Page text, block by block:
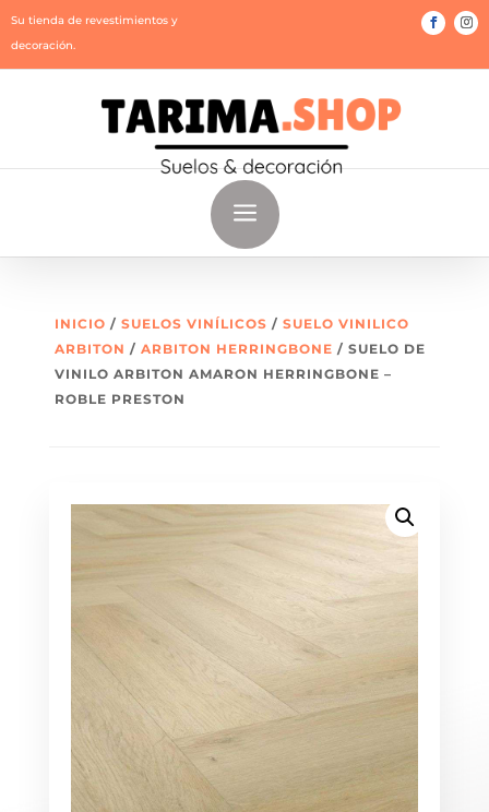
Su tienda de revestimientos y
decoración.
a
INICIO / SUELOS VINÍLICOS / SUELO VINILICO
ARBITON / ARBITON HERRINGBONE / SUELO DE
VINILO ARBITON AMARON HERRINGBONE –
ROBLE PRESTON